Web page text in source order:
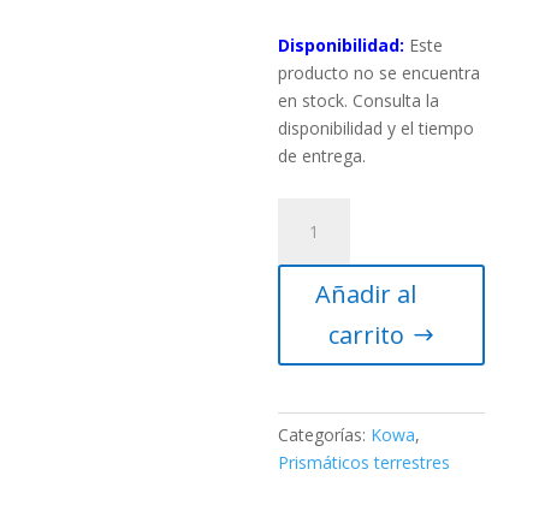
Disponibilidad: Este
producto no se encuentra
en stock. Consulta la
disponibilidad y el tiempo
de entrega.
BINOCULAR
BD
cantidad
Añadir al
carrito
Categorías: Kowa,
Prismáticos terrestres